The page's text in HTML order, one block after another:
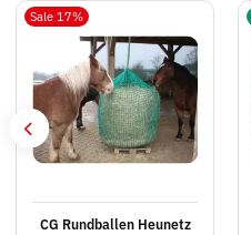
Sale 17%
CG Rundballen Heunetz